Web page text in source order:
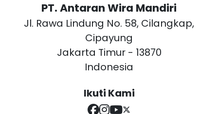
PT. Antaran Wira Mandiri
Jl. Rawa Lindung No. 58, Cilangkap,
Cipayung
Jakarta Timur - 13870
Indonesia
Ikuti Kami